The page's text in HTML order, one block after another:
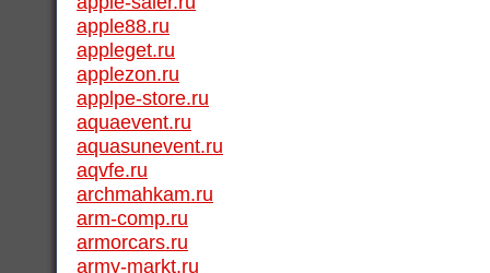
apple88.ru
appleget.ru
applezon.ru
applpe-store.ru
aquaevent.ru
aquasunevent.ru
aqvfe.ru
archmahkam.ru
arm-comp.ru
armorcars.ru
army-markt.ru